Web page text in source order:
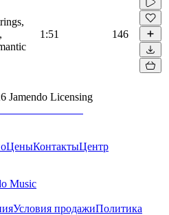
1:51 146
Jamendo Licensing
ЦеныКонтактыЦентр
Music
Условия продажиПолитика